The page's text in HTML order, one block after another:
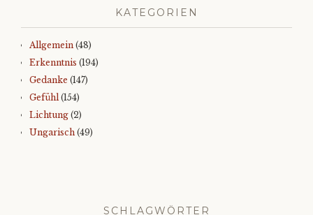
KATEGORIEN
Allgemein (48)
Erkenntnis (194)
Gedanke (147)
Gefühl(154)
Lichtung (2)
Ungarisch (49)
SCHLAGWÖRTER